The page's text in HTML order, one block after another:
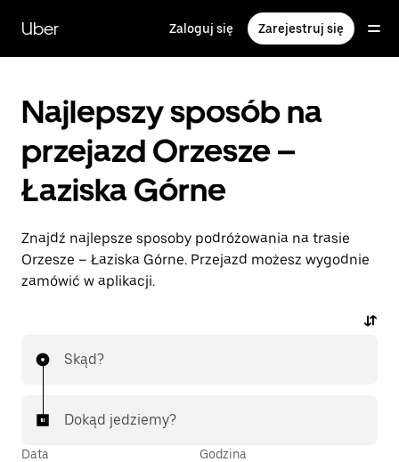
głównej
zawartości
Uber Zaloguj się Zarejestruj się
Najlepszy sposób na
przejazd Orzesze –
Łaziska Górne
Znajdź najlepsze sposoby podróżowania na trasie
Orzesze – Łaziska Górne. Przejazd możesz wygodnie
zamówić w aplikacji.
Skąd?
Dokąd jedziemy?
Data Godzina